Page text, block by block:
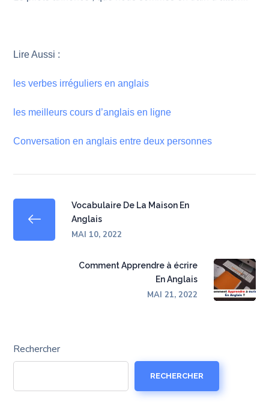
Lire Aussi :
les verbes irréguliers en anglais
les meilleurs cours d’anglais en ligne
Conversation en anglais entre deux personnes
Vocabulaire De La Maison En
Anglais
MAI 10, 2022
Comment Apprendre à écrire
En Anglais
MAI 21, 2022
Rechercher
RECHERCHER